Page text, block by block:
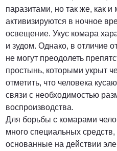
паразитами, но так же, как и
активизируются в ночное
освещение. Укус комара
и зудом. Однако, в отличие
не могут преодолеть
простынь, которыми укрыт
отметить, что человека
связи с необходимостью
воспроизводства.
Для борьбы с комарами
много специальных
основанные на действии